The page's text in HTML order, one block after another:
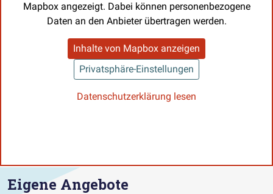
Mapbox angezeigt. Dabei können personenbezogene
Daten an den Anbieter übertragen werden.
Inhalte von Mapbox anzeigen
Privatsphäre-Einstellungen
Datenschutzerklärung lesen
Eigene Angebote